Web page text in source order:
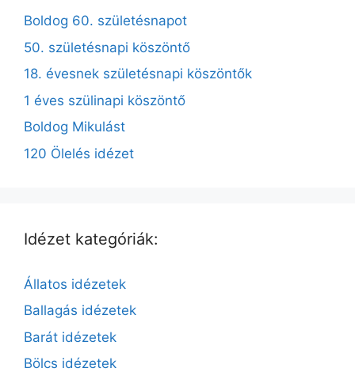
Boldog 60. születésnapot
50. születésnapi köszöntő
18. évesnek születésnapi köszöntők
1 éves szülinapi köszöntő
Boldog Mikulást
120 Ölelés idézet
Idézet kategóriák:
Állatos idézetek
Ballagás idézetek
Barát idézetek
Bölcs idézetek